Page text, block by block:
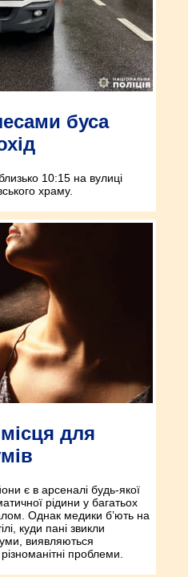
буса
10:15 на вулиці
храму.
для
є в арсеналі будь-якої
рідини у багатьох
Однак медики б’ють на
куди пані звикли
виявляються
проблеми.